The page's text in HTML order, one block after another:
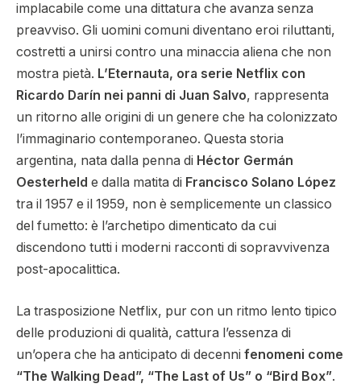
implacabile come una dittatura che avanza senza
preavviso. Gli uomini comuni diventano eroi riluttanti,
costretti a unirsi contro una minaccia aliena che non
mostra pietà. L’Eternauta, ora serie Netflix con
Ricardo Darín nei panni di Juan Salvo, rappresenta
un ritorno alle origini di un genere che ha colonizzato
l’immaginario contemporaneo. Questa storia
argentina, nata dalla penna di Héctor Germán
Oesterheld e dalla matita di Francisco Solano López
tra il 1957 e il 1959, non è semplicemente un classico
del fumetto: è l’archetipo dimenticato da cui
discendono tutti i moderni racconti di sopravvivenza
post-apocalittica.
La trasposizione Netflix, pur con un ritmo lento tipico
delle produzioni di qualità, cattura l’essenza di
un’opera che ha anticipato di decenni fenomeni come
“The Walking Dead”, “The Last of Us” o “Bird Box”.